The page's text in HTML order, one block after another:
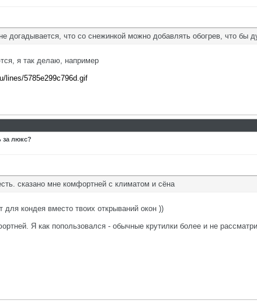
догадывается, что со снежинкой можно добавлять обогрев, что бы
я так делаю, например
lines/5785e299c796d.gif
за люкс?
сказано мне комфортней с климатом и сёна
кондея вместо твоих открываний окон ))
Я как попользовался - обычные крутилки более и не